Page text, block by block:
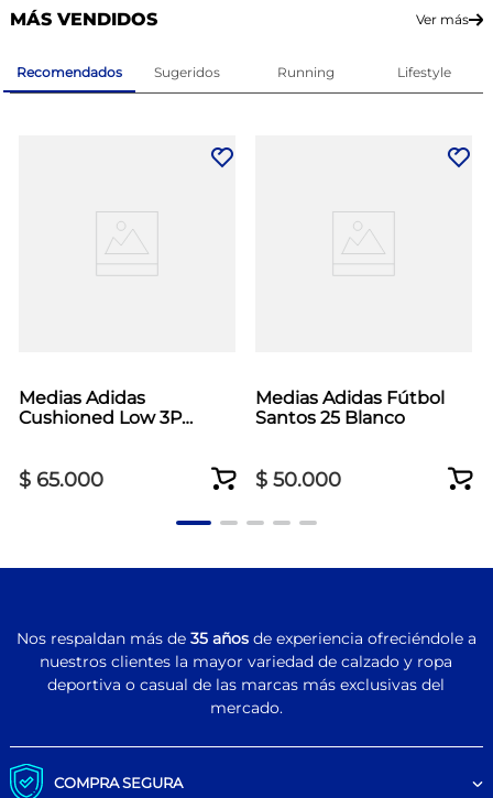
MÁS VENDIDOS Ver más
Recomendados Sugeridos Running Lifestyle
Medias Adidas
Cushioned Low 3P
$ 65.000
Medias Adidas Fútbol
Santos 25 Blanco
$ 50.000
Nos respaldan más de 35 añosde experiencia ofreciéndole a
nuestros clientes la mayor variedad de calzado y ropa
deportiva o casual de las marcas más exclusivas del
mercado.
COMPRA SEGURA